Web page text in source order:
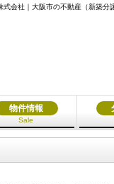
式会社｜大阪市の不動産（新築
物件情報
Sale